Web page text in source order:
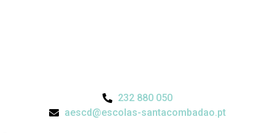
232 880 050
aescd@escolas-santacombadao.pt